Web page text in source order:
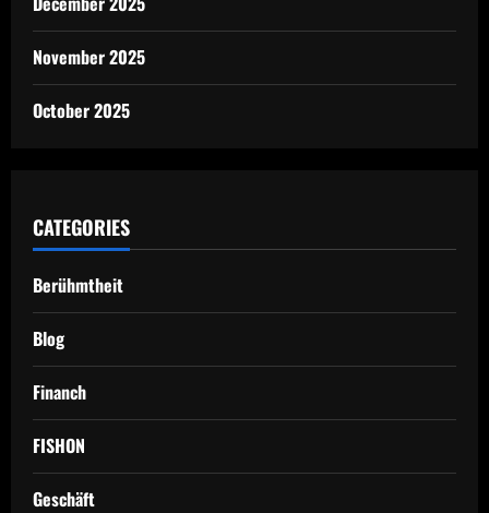
November 2025
October 2025
CATEGORIES
Berühmtheit
Blog
Financh
FISHON
Geschäft